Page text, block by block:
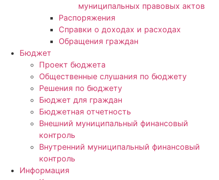
муниципальных правовых актов
Распоряжения
Справки о доходах и расходах
Обращения граждан
Бюджет
Проект бюджета
Общественные слушания по бюджету
Решения по бюджету
Бюджет для граждан
Бюджетная отчетность
Внешний муниципальный финансовый
контроль
Внутренний муниципальный финансовый
контроль
Информация